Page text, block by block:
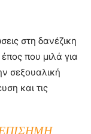
στη δανέζικη
που μιλά για
σεξουαλική
και τις